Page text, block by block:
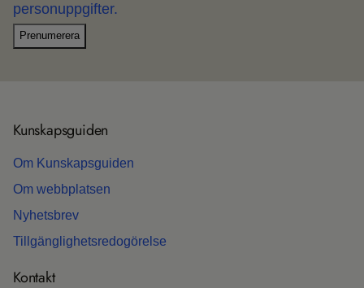
personuppgifter.
Prenumerera
Kun­skaps­gui­den
Om Kun­skaps­gui­den
Om webb­plat­sen
Nyhets­b­rev
Till­gäng­lig­hets­re­do­gö­relse
Kon­takt